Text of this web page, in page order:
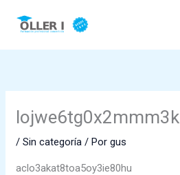
lojwe6tg0x2mmm3k
/Sin categoría / Porgus
aclo3akat8toa5oy3ie80hu